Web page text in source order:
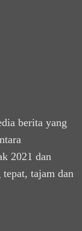
berita yang
2021 dan
tajam dan